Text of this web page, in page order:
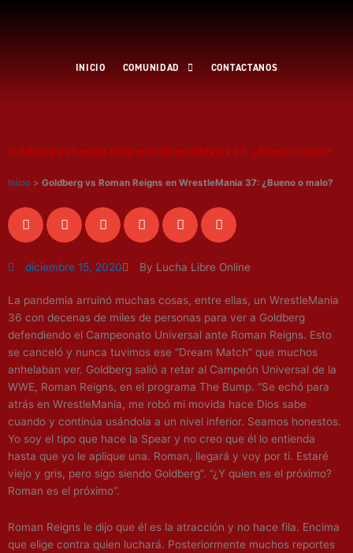
INICIO
COMUNIDAD CONTACTANOS
Goldberg vs Roman Reigns en WrestleMania 37: ¿Bueno o malo?
Inicio > Goldberg vs Roman Reigns en WrestleMania 37: ¿Bueno o malo?
diciembre 15, 2020 By Lucha Libre Online
La pandemia arruinó muchas cosas, entre ellas, un WrestleMania
36 con decenas de miles de personas para ver a Goldberg
defendiendo el Campeonato Universal ante Roman Reigns. Esto
se canceló y nunca tuvimos ese “Dream Match” que muchos
anhelaban ver. Goldberg salió a retar al Campeón Universal de la
WWE, Roman Reigns, en el programa The Bump. “Se echó para
atrás en WrestleMania, me robó mi movida hace Dios sabe
cuando y continúa usándola a un nivel inferior. Seamos honestos.
Yo soy el tipo que hace la Spear y no creo que él lo entienda
hasta que yo le aplique una. Roman, llegará y voy por ti. Estaré
viejo y gris, pero sigo siendo Goldberg”. “¿Y quien es el próximo?
Roman es el próximo”.
Roman Reigns le dijo que él es la atracción y no hace fila. Encima
que elige contra quien luchará. Posteriormente muchos reportes